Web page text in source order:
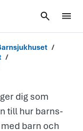
dig som
till hur barns­
barn och